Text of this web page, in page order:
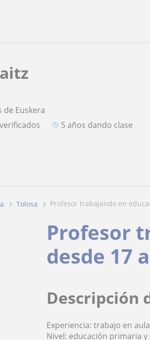
de Euskera
verificados
5 años dando clase
Tolosa profesor trabajando en
Profesor
desde 17
Descripción
Experiencia: trabajo en
Nivel: educación primaria y